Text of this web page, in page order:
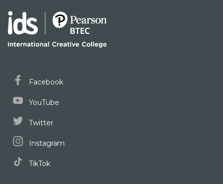
Facebook
YouTube
Twitter
Instagram
TikTok